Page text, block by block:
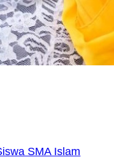
SMA Islam